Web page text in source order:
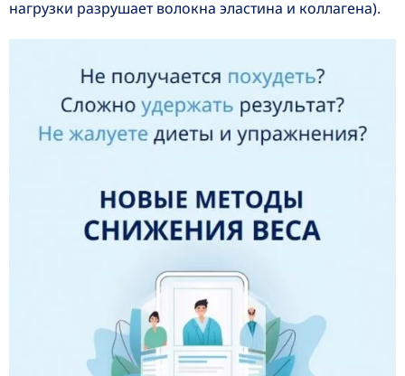
нагрузки разрушает волокна эластина и коллагена).